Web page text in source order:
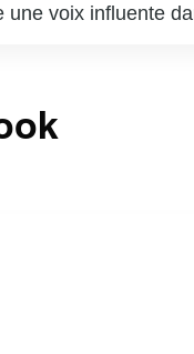
une voix influente
la scène
et le débat,